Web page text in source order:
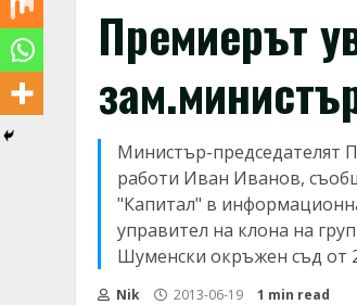
Премиерът
Министър-председателят
работи Иван Иванов,
"Капитал" в
управител на клона на
Шуменски окръжен съд от
Nik 2013-06-19 1 min read